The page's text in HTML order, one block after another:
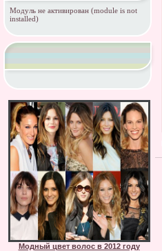
Модуль не активирован (module is not
installed)
Модный цвет волос в 2012 году